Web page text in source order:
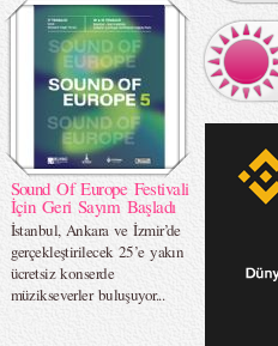
Sound Of Europe Festivali
İçin Geri Sayım Başladı
İstanbul, Ankara ve İzmir’de
gerçekleştirilecek 25’e yakın
ücretsiz konserde
müzikseverler buluşuyor...